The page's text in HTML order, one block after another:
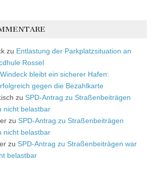
zu Entlastung der Parkplatzsituation an
Rossel
Windeck bleibt ein sicherer Hafen:
gegen die Bezahlkarte
zu SPD-Antrag zu Straßenbeiträgen
nicht belastbar
zu SPD-Antrag zu Straßenbeiträgen
nicht belastbar
zu SPD-Antrag zu Straßenbeiträgen war
belastbar